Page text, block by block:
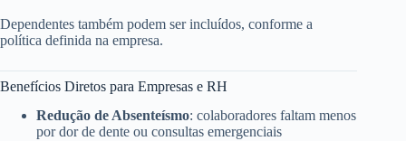
Dependentes também podem ser incluídos, conforme a
política definida na empresa.
Benefícios Diretos para Empresas e RH
Redução de Absenteísmo: colaboradores faltam menos
por dor de dente ou consultas emergenciais